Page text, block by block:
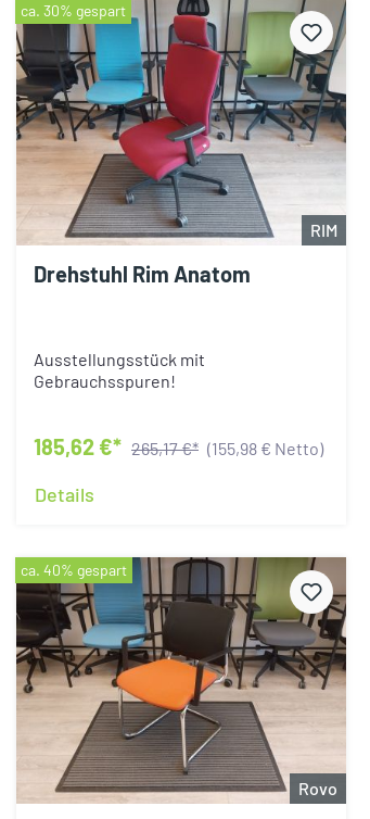
RIM
Drehstuhl Rim Anatom
Ausstellungsstück mit
Gebrauchsspuren!
185,62 €* 265,17 €*
ca. 30% gespart
(155,98 € Netto)
Details
Rovo
ca. 40% gespart